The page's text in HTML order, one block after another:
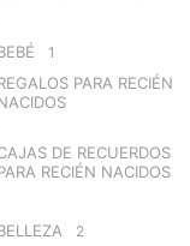
1
PARA RECIÉN
DE RECUERDOS
RECIÉN NACIDOS
2